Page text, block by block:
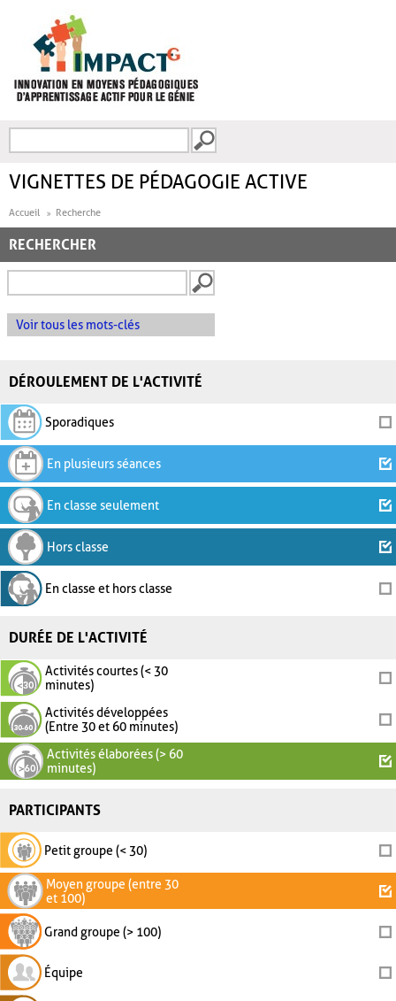
FORMULAIRE DE
VIGNETTES DE PÉDAGOGIE ACTIVE
Accueil Recherche
RECHERCHER
Voir tous les mots-clés
DÉROULEMENT DE L'ACTIVITÉ
Sporadiques
En plusieurs séances
En classe seulement
Hors classe
En classe et hors classe
DURÉE DE L'ACTIVITÉ
Activités courtes (< 30
minutes)
Activités développées
(Entre 30 et 60 minutes)
Activités élaborées (> 60
minutes)
PARTICIPANTS
Petit groupe (< 30)
Moyen groupe (entre 30
et 100)
Grand groupe (> 100)
Équipe